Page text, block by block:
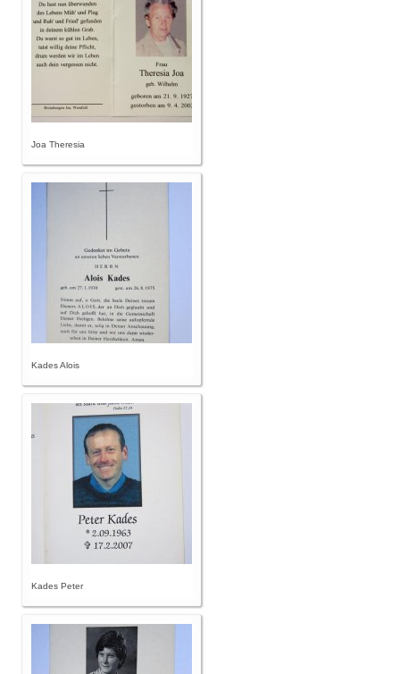
Joa Theresia
Kades Alois
Kades Peter